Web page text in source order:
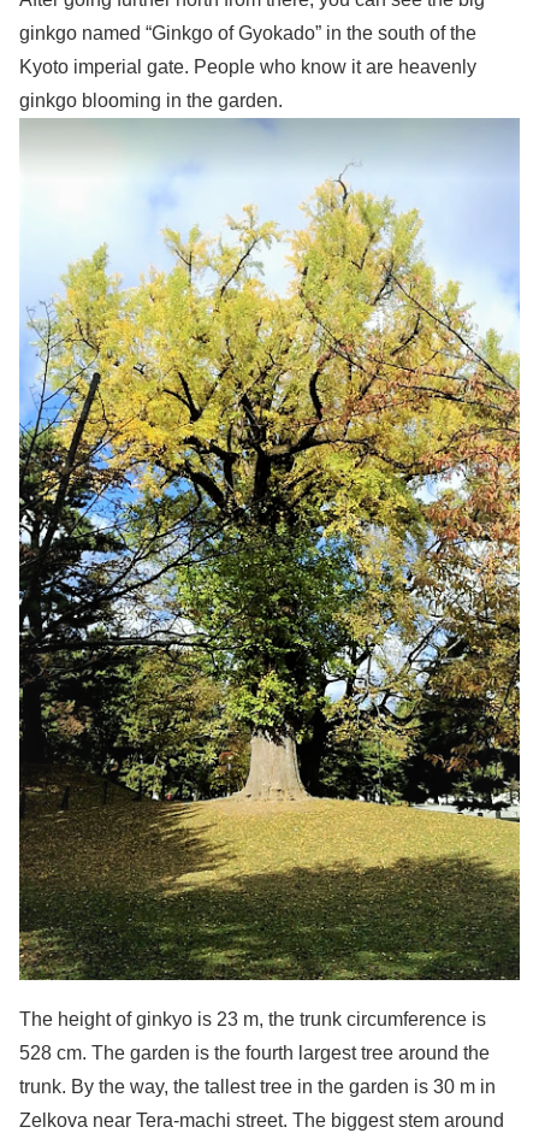
ginkgo named “Ginkgo of Gyokado” in the south of the
Kyoto imperial gate. People who know it are heavenly
ginkgo blooming in the garden.
The height of ginkyo is 23 m, the trunk circumference is
528 cm. The garden is the fourth largest tree around the
trunk. By the way, the tallest tree in the garden is 30 m in
Zelkova near Tera-machi street. The biggest stem around